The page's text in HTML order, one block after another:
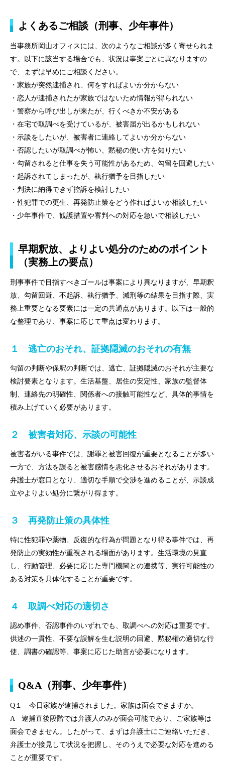
よくあるご相談（刑事、少年事件）
当事務所岡山オフィスには、次のようなご相談が多く寄せられま
す。以下に該当する場合でも、状況は事案ごとに異なりますの
で、まずは早めにご相談ください。
・家族が突然逮捕され、何をすればよいか分からない
・恋人が逮捕されたが家族ではないため情報が得られない
・警察から呼び出しが来たが、行くべきか不安がある
・在宅で取調べを受けているが、被害届が出るかもしれない
・示談をしたいが、被害者に連絡してよいか分からない
・否認したいが取調べが怖い、黙秘の使い方を知りたい
・勾留されると仕事を失う可能性があるため、勾留を回避したい
・起訴されてしまったが、執行猶予を目指したい
・判決に納得できず控訴を検討したい
・性犯罪での更生、再発防止策をどう作ればよいか相談したい
・少年事件で、観護措置や審判への対応を急いで相談したい
早期釈放、よりよい処分のためのポイント
（実務上の要点）
刑事事件で目指すべきゴールは事案により異なりますが、早期釈
放、勾留回避、不起訴、執行猶予、減刑等の結果を目指す際、実
務上重要となる要素には一定の共通点があります。以下は一般的
な整理であり、事案に応じて重点は変わります。
１ 逃亡のおそれ、証拠隠滅のおそれの有無
勾留の判断や保釈の判断では、逃亡、証拠隠滅のおそれが主要な
検討要素となります。生活基盤、居住の安定性、家族の監督体
制、連絡先の明確性、関係者への接触可能性など、具体的事情を
積み上げていく必要があります。
２ 被害者対応、示談の可能性
被害者がいる事件では、謝罪と被害回復が重要となることが多い
一方で、方法を誤ると被害感情を悪化させるおそれがあります。
弁護士が窓口となり、適切な手順で交渉を進めることが、示談成
立やよりよい処分に繋がり得ます。
３ 再発防止策の具体性
特に性犯罪や薬物、反復的な行為が問題となり得る事件では、再
発防止の実効性が重視される場面があります。生活環境の見直
し、行動管理、必要に応じた専門機関との連携等、実行可能性の
ある対策を具体化することが重要です。
４ 取調べ対応の適切さ
認め事件、否認事件のいずれでも、取調べへの対応は重要です。
供述の一貫性、不要な誤解を生む説明の回避、黙秘権の適切な行
使、調書の確認等、事案に応じた助言が必要になります。
Q&A（刑事、少年事件）
Q１ 今日家族が逮捕されました。家族は面会できますか。
A 逮捕直後段階では弁護人のみが面会可能であり、ご家族等は
面会できません。したがって、まずは弁護士にご連絡いただき、
弁護士が接見して状況を把握し、そのうえで必要な対応を進める
ことが重要です。